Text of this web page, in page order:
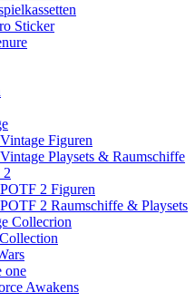
Sticker
Figuren
Playsets & Raumschiffe
2
2 Figuren
2 Raumschiffe & Playsets
Collecrion
one
Awakens